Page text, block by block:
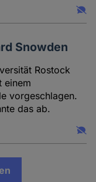
Snowden
Rostock
einem
vorgeschlagen.
das ab.